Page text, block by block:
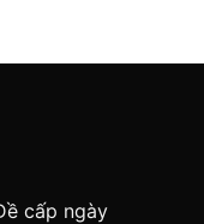
cấp ngày